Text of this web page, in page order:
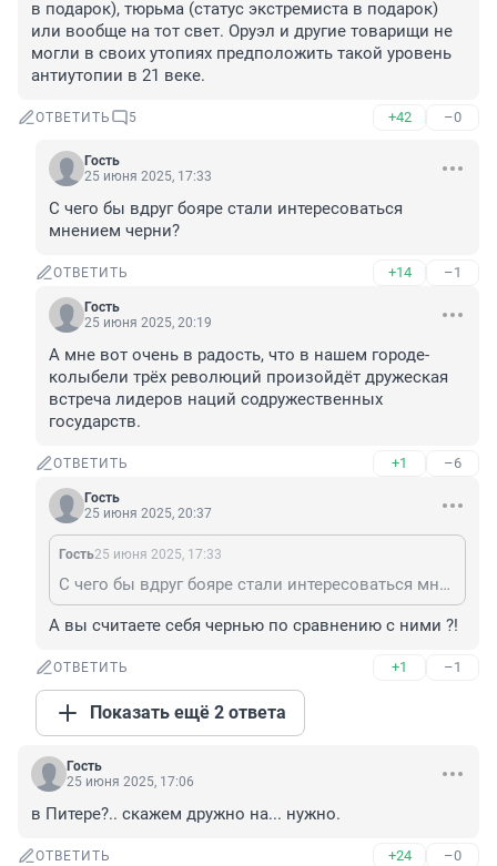
в подарок), тюрьма (статус экстремиста в подарок)
или вообще на тот свет. Оруэл и другие товарищи не
могли в своих утопиях предположить такой уровень
антиутопии в 21 веке.
ОТВЕТИТЬ 5 +42 –0
Гость
25 июня 2025, 17:33
С чего бы вдруг бояре стали интересоваться
мнением черни?
ОТВЕТИТЬ +14 –1
Гость
25 июня 2025, 20:19
А мне вот очень в радость, что в нашем городе-
колыбели трёх революций произойдёт дружеская
встреча лидеров наций содружественных
государств.
ОТВЕТИТЬ +1 –6
Гость
25 июня 2025, 20:37
Гость25 июня 2025, 17:33
С чего бы вдруг бояре стали интересоваться мнением черни?
А вы считаете себя чернью по сравнению с ними ?!
ОТВЕТИТЬ +1 –1
Показать ещё 2 ответа
Гость
25 июня 2025, 17:06
в Питере?.. скажем дружно на... нужно.
ОТВЕТИТЬ +24 –0